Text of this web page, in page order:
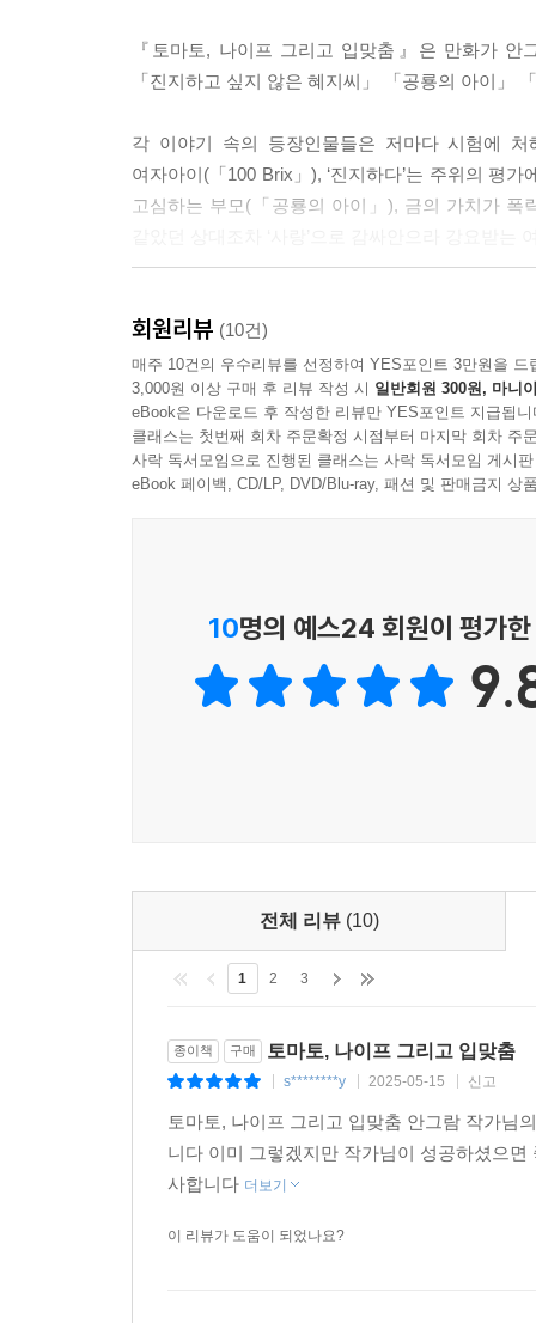
지켜주겠다는 제안을 한다. 데이트폭력의 피해
그러던 중 가해자였던 전 연인이 한밤중 마리
『토마토, 나이프 그리고 입맞춤』은 만화가
「진지하고 싶지 않은 혜지씨」 「공룡의 아이」
각 이야기 속의 등장인물들은 저마다 시험에
여자아이(「100 Brix」), ‘진지하다’는 주위의 평
고심하는 부모(「공룡의 아이」), 금의 가치가
그럼에도 꿈꾼다. 붉게 무르익을 순간을.
그러고 보면 우리는 죽을 때까지 시험에 든다. 남
이런 일을 겪어야 하는지, 미친 듯이 억울할 때
미궁을 벗어날 실타래가 되지는 못한다.
유행을 좇아 양산형 작품들이 쏟아지는 가운데
한 명이다. 첫 연재작인 『연애소설 읽는 교수』
지금, 그 무게감은 귀하다. 만화가 스낵컬처로
회원리뷰 (10건)
매주 10건의 우수리뷰를 선정하여 YES포인트 3만원을 드
3,000원 이상 구매 후 리뷰 작성 시 일반회원 300원, 마니
eBook은 다운로드 후 작성한 리뷰만 YES포인트 지급됩니
클래스는 첫번째 회차 주문확정 시점부터 마지막 회차 주
사락 독서모임으로 진행된 클래스는 사락 독서모임 게시
eBook 페이백, CD/LP, DVD/Blu-ray, 패션 및 판매금지 상
10명의 예스24 회원이 평가
전체 리뷰 (10)
1 2 3
종이책 구매 토마토, 나이프 그리고 입맞춤
s********y 2025-05-15 신고
토마토, 나이프 그리고 입맞춤 안그람 작가님
니다 이미 그렇겠지만 작가님이 성공하셨으
사합니다 더보기
이 리뷰가 도움이 되었나요?